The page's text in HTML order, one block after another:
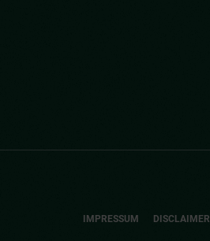
IMPRESSUM DISCLAIMER